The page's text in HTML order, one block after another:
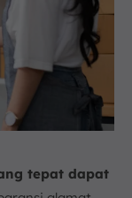
tepat dapat